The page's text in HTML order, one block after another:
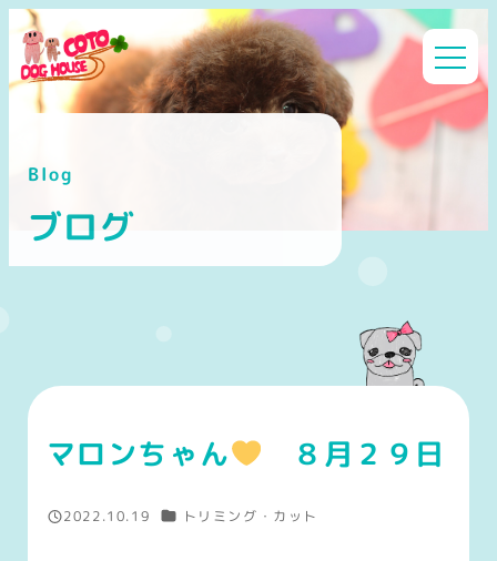
メ
イ
ン
へ
Blog
ブログ
マロンちゃん ８月２９日
投稿日
2022.10.19 カテゴリー
トリミング・カット